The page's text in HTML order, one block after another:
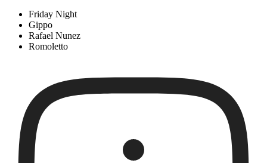
Friday Night
Gippo
Rafael Nunez
Romoletto